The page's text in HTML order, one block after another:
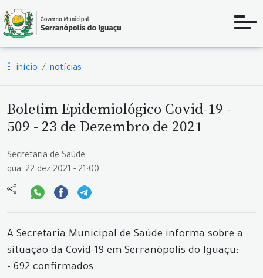
início notícias
Boletim Epidemiológico Covid-19 -
509 - 23 de Dezembro de 2021
Secretaria de Saúde
qua, 22 dez 2021 - 21:00
A Secretaria Municipal de Saúde informa sobre a
situação da Covid-19 em Serranópolis do Iguaçu:
- 692 confirmados